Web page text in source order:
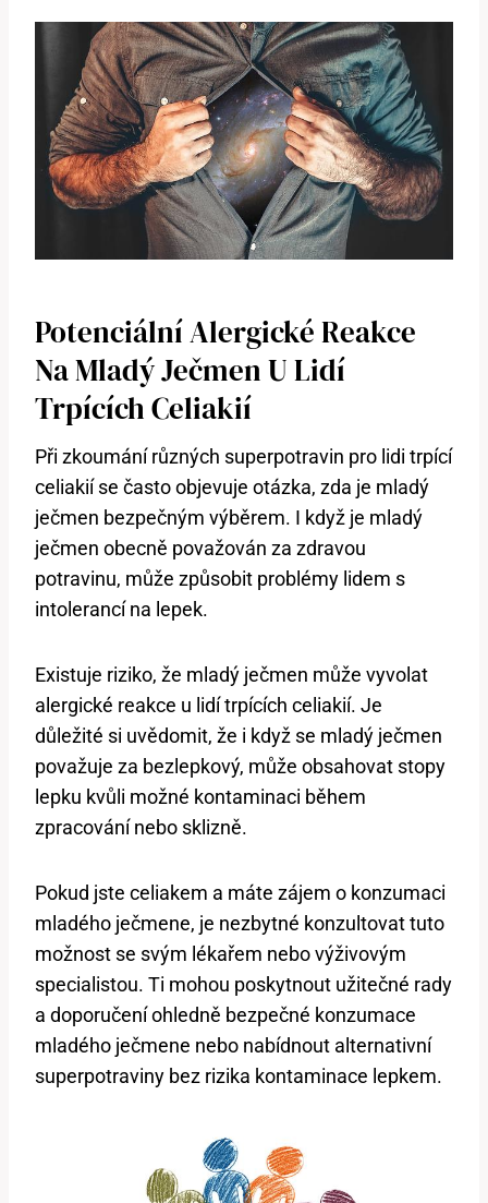
Potenciální Alergické Reakce
Na Mladý Ječmen U Lidí
Trpících Celiakií
Při zkoumání různých superpotravin pro lidi trpící
celiakií se často objevuje otázka, zda je mladý
ječmen bezpečným výběrem. I když je mladý
ječmen obecně považován za zdravou
potravinu, může způsobit problémy lidem s
intolerancí na lepek.
Existuje riziko, že mladý ječmen může vyvolat
alergické reakce u lidí trpících celiakií. Je
důležité si uvědomit, že i když se mladý ječmen
považuje za bezlepkový, může obsahovat stopy
lepku kvůli možné kontaminaci během
zpracování nebo sklizně.
Pokud jste celiakem a máte zájem o konzumaci
mladého ječmene, je nezbytné konzultovat tuto
možnost se svým lékařem nebo výživovým
specialistou. Ti mohou poskytnout užitečné rady
a doporučení ohledně bezpečné konzumace
mladého ječmene nebo nabídnout alternativní
superpotraviny bez rizika kontaminace lepkem.